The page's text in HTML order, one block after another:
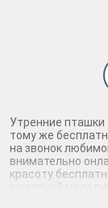
Утренние пташки
тому же
на звонок
внимательно
красоту
шикарной
первым, кто